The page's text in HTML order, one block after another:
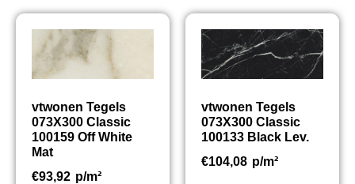
vtwonen Tegels
073X300 Classic
100159 Off White
Mat
€93,92 p/m²
vtwonen Tegels
073X300 Classic
100133 Black Lev.
€104,08 p/m²